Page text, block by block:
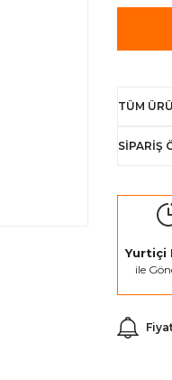
TÜM
SİPARİŞ
Yurtiçi
ile